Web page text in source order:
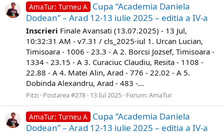
AmaTur: Turneu A Cupa “Academia Daniela
Dodean” – Arad 12-13 iulie 2025 – editia a IV-a
Inscrieri Finale Avansati (13.07.2025) - 13 Jul,
10:32:31 AM - v7.31 / cls_2025-iul 1. Urcan Lucian,
Timisoara - 1006 - 23.3 - A 2. Borcsi Jozsef, Timisoara -
1334 - 23.15 - A 3. Curaciuc Claudiu, Resita - 1108 -
22.88 - A 4. Matei Alin, Arad - 776 - 22.02 - A 5.
Dobinda Alexandru, Arad - 483 -...
Pitzi Postarea #278 13 Iul 2025 Forum:AmaTur
AmaTur: Turneu A Cupa “Academia Daniela
Dodean” – Arad 12-13 iulie 2025 – editia a IV-a